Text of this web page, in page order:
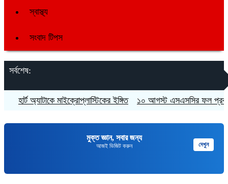
স্বাস্থ্য
সংবাদ টিপস
সর্বশেষ:
হার্ট অ্যাটাকে মাইক্রোপ্লাস্টিকের ইঙ্গিত ১০ আগস্ট এসএসসির ফল প্রকাশ
মুক্ত জ্ঞান, সবার জন্য
আজই ভিজিট করুন দেখুন